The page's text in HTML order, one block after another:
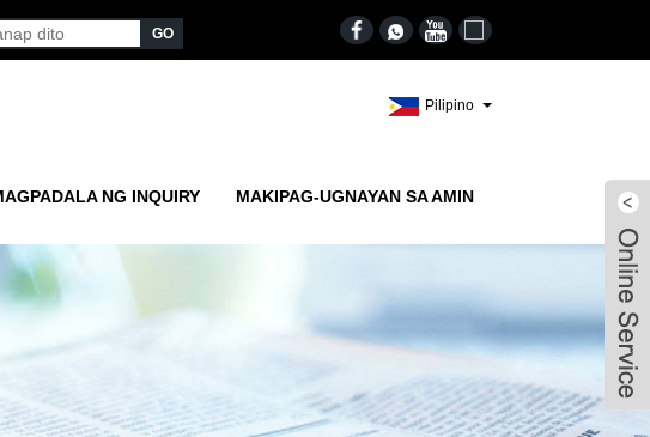
Pilipino
NG INQUIRY MAKIPAG-UGNAYAN SA AMIN